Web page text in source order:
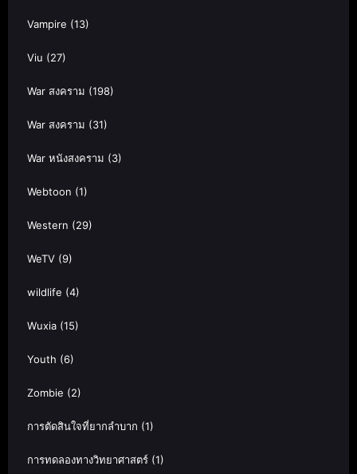
Vampire (13)
Viu (27)
War สงคราม (198)
War สงคราม (31)
War หนังสงคราม (3)
Webtoon (1)
Western (29)
WeTV (9)
wildlife (4)
Wuxia (15)
Youth (6)
Zombie (2)
การตัดสินใจที่ยากลำบาก (1)
การทดลองทางวิทยาศาสตร์ (1)